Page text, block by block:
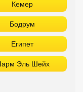
Кемер
Бодрум
Египет
Эль Шейх